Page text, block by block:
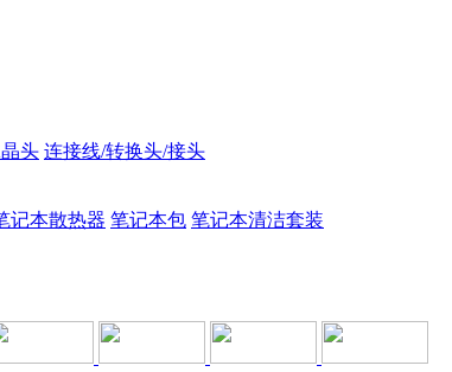
头 连接线/转换头/接头
记本散热器 笔记本包 笔记本清洁套装